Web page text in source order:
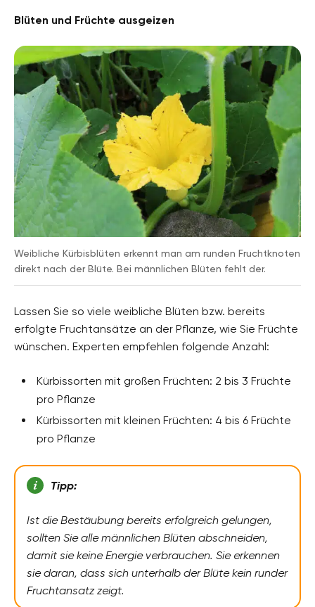
Blüten und Früchte ausgeizen
Weibliche Kürbisblüten erkennt man am runden Fruchtknoten
direkt nach der Blüte. Bei männlichen Blüten fehlt der.
Lassen Sie so viele weibliche Blüten bzw. bereits
erfolgte Fruchtansätze an der Pflanze, wie Sie Früchte
wünschen. Experten empfehlen folgende Anzahl:
Kürbissorten mit großen Früchten: 2 bis 3 Früchte
pro Pflanze
Kürbissorten mit kleinen Früchten: 4 bis 6 Früchte
pro Pflanze
Tipp:
Ist die Bestäubung bereits erfolgreich gelungen,
sollten Sie alle männlichen Blüten abschneiden,
damit sie keine Energie verbrauchen. Sie erkennen
sie daran, dass sich unterhalb der Blüte kein runder
Fruchtansatz zeigt.